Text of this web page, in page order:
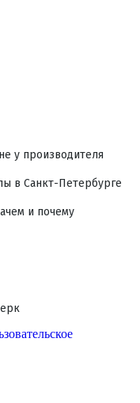
у производителя
в Санкт-Петербурге
и почему